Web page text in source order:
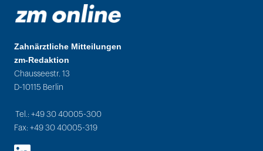
Zahnärztliche Mitteilungen
zm-Redaktion
Chausseestr. 13
D-10115 Berlin
Tel.: +49 30 40005-300
Fax: +49 30 40005-319